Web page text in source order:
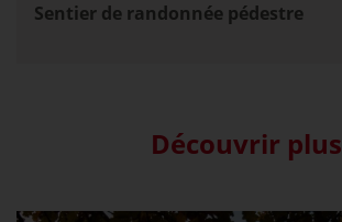
Sentier de randonnée pédestre
Découvrir plus